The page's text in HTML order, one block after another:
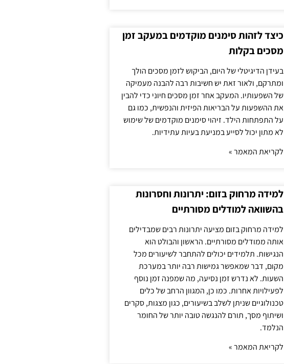
כיצד לזהות סימנים מוקדמים במעקב זמן
מסכים בקלות
בעידן הדיגיטלי של היום, הביקוש לזמן מסכים הולך
ומתרקם, ולאור זאת יש חשיבות רבה להבנה מעמיקה
של השפעותיו. המעקב אחר זמן מסכים חיוני כדי להבין
את ההשפעות על הבריאות הפיזית והנפשית, כמו גם
על התפתחות הילד. זיהוי סימנים מוקדמים של שימוש
לא מתון יכול לסייע במניעת בעיות עתידיות.
לקריאת המאמר »
למידה מרחוק בזום: יתרונות וחסרונות
בהשוואה למודלים מסורתיים
למידה מרחוק בזום מציעה יתרונות רבים שמבדילים
אותה ממודלים מסורתיים. הראשון והבולט הוא
הנגישות. תלמידים יכולים להתחבר לשיעורים מכל
מקום, דבר שמאפשר גמישות רבה יותר במערכת
השעות. לא נדרש זמן נסיעה, מה שמפנה זמן נוסף
לפעילויות אחרות. כמו כן, המגוון הרחב של כלים
טכנולוגיים שניתן לשלב בשיעורים, כגון מצגות, סקרים
ושיתוף מסך, תורם להנגשה טובה יותר של החומר
הנלמד.
לקריאת המאמר »